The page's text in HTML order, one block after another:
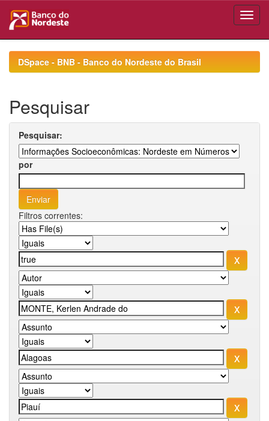
navigationDSpace - BNB - Banco do Nordeste do Brasil
Pesquisar
Pesquisar:
por
Filtros correntes: